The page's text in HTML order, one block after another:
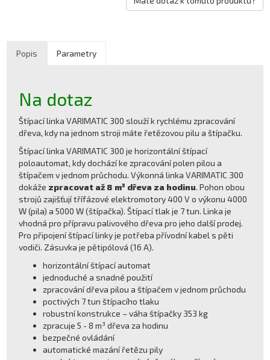
Popis Parametry
Na dotaz
Štípací linka VARIMATIC 300 slouží k rychlému zpracování
dřeva, kdy na jednom stroji máte řetězovou pilu a štípačku.
Štípací linka VARIMATIC 300 je horizontální štípací
poloautomat, kdy dochází ke zpracování polen pilou a
štípačem v jednom průchodu. Výkonná linka VARIMATIC 300
dokáže zpracovat až 8 m³ dřeva za hodinu. Pohon obou
strojů zajišťují třífázové elektromotory 400 V o výkonu 4000
W (pila) a 5000 W (štípačka). Štípací tlak je 7 tun. Linka je
vhodná pro přípravu palivového dřeva pro jeho další prodej.
Pro připojení štípací linky je potřeba přívodní kabel s pěti
vodiči. Zásuvka je pětipólová (16 A).
horizontální štípací automat
jednoduché a snadné použití
zpracování dřeva pilou a štípačem v jednom průchodu
poctivých 7 tun štípacího tlaku
robustní konstrukce – váha štípačky 353 kg
zpracuje 5 - 8 m³ dřeva za hodinu
bezpečné ovládání
automatické mazání řetězu pily